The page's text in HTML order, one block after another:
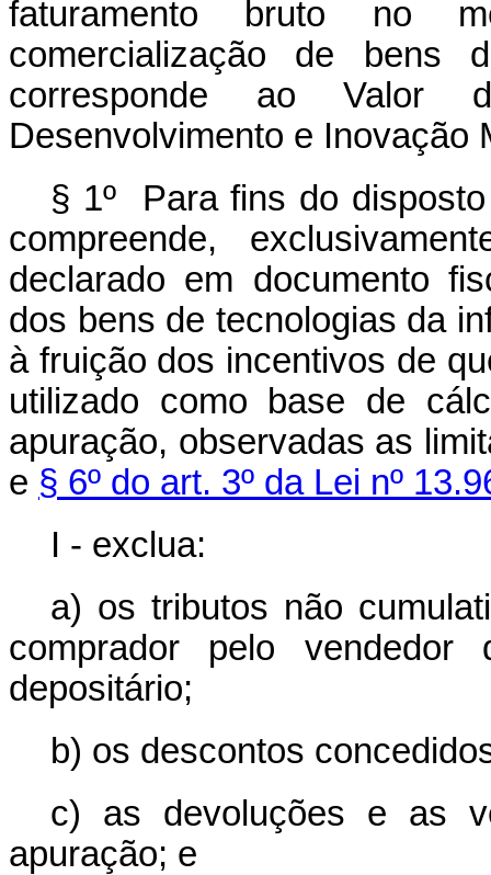
faturamento bruto no
comercialização de
corresponde ao Valor
Desenvolvimento e Inovação
§ 1º Para fins do
compreende,
declarado em documento
dos bens de tecnologias da
à fruição dos incentivos de
utilizado como base de
apuração, observadas as
e § 6º do art. 3º da Lei nº
I - exclua:
a) os tributos não
comprador pelo
depositário;
b) os descontos
c) as devoluções e as
apuração; e